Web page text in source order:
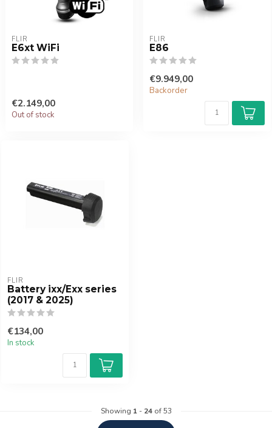
FLIR
E6xt WiFi
€2.149,00
Out of stock
FLIR
E86
€9.949,00
Backorder
FLIR
Battery ixx/Exx series
(2017 & 2025)
€134,00
In stock
Showing 1- 24of 53